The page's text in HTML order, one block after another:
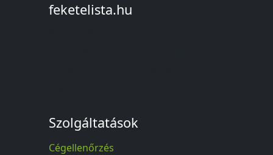
feketelista.hu
Szolgáltatások
Cégellenőrzés